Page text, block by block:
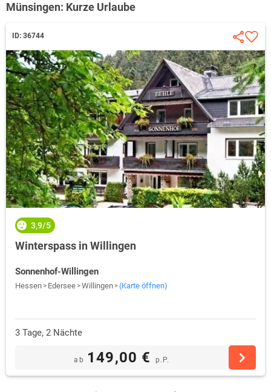
Münsingen: Kurze Urlaube
ID: 36744
3,9/5
Winterspass in Willingen
Sonnenhof-Willingen
Hessen Edersee Willingen (Karte öffnen)
3 Tage, 2 Nächte
ab 149,00 € p.P.